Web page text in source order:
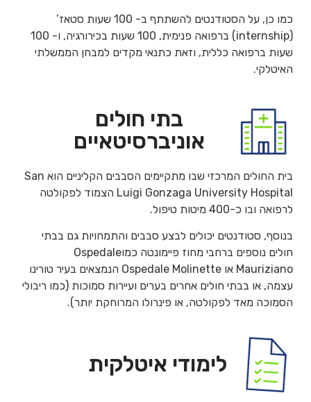
כמו כן, על הסטודנטים להשתתף ב- 100 שעות סטאז’
(internship) ברפואה פנימית, 100 שעות בכירורגיה, ו- 100
שעות ברפואה כללית, וזאת כתנאי מקדים למבחן הממשלתי
האיטלקי.
בתי חולים
אוניברסיטאיים
בית החולים המרכזי שבו מתקיימים הסבבים הקליניים הוא San
Luigi Gonzaga University Hospital הצמוד לפקולטה
לרפואה ובו כ-400 מיטות טיפול.
בנוסף, סטודנטים יכולים לבצע סבבים והתמחויות גם בבתי
חולים נוספים ברחבי מחוז פיימונטה כמוOspedale
Mauriziano או Ospedale Molinette הנמצאים בעיר טורינו
עצמה, או בבתי חולים אחרים בערים ועיירות סמוכות (כמו ריבולי
הסמוכה מאד לפקולטה, או פינרולו המרוחקת יותר).
לימודי איטלקית